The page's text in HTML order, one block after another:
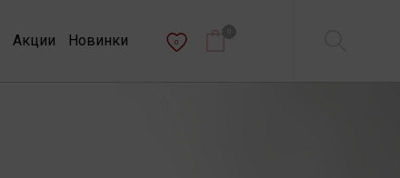
Акции Новинки 0